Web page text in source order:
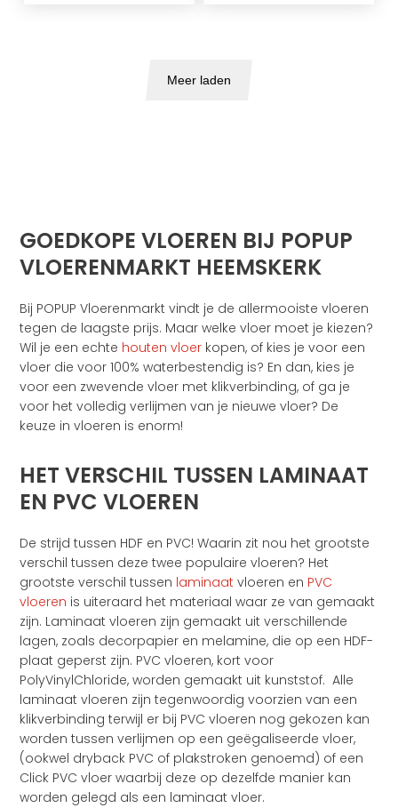
Meer laden
GOEDKOPE VLOEREN BIJ POPUP
VLOERENMARKT HEEMSKERK
Bij POPUP Vloerenmarkt vindt je de allermooiste vloeren
tegen de laagste prijs. Maar welke vloer moet je kiezen?
Wil je een echte houten vloer kopen, of kies je voor een
vloer die voor 100% waterbestendig is? En dan, kies je
voor een zwevende vloer met klikverbinding, of ga je
voor het volledig verlijmen van je nieuwe vloer? De
keuze in vloeren is enorm!
HET VERSCHIL TUSSEN LAMINAAT
EN PVC VLOEREN
De strijd tussen HDF en PVC! Waarin zit nou het grootste
verschil tussen deze twee populaire vloeren? Het
grootste verschil tussen laminaat vloeren en PVC
vloeren is uiteraard het materiaal waar ze van gemaakt
zijn. Laminaat vloeren zijn gemaakt uit verschillende
lagen, zoals decorpapier en melamine, die op een HDF-
plaat geperst zijn. PVC vloeren, kort voor
PolyVinylChloride, worden gemaakt uit kunststof. Alle
laminaat vloeren zijn tegenwoordig voorzien van een
klikverbinding terwijl er bij PVC vloeren nog gekozen kan
worden tussen verlijmen op een geëgaliseerde vloer,
(ookwel dryback PVC of plakstroken genoemd) of een
Click PVC vloer waarbij deze op dezelfde manier kan
worden gelegd als een laminaat vloer.